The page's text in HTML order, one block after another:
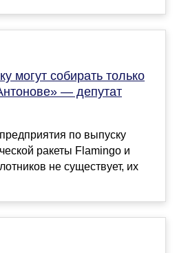
могут собирать только
— депутат
по выпуску
ракеты Flamingo и
не существует, их